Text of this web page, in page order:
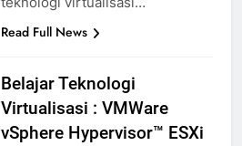
Read Full News
Belajar Teknologi
Virtualisasi : VMWare
vSphere Hypervisor™ ESXi